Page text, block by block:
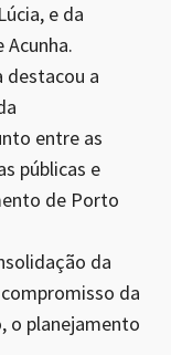
e da
destacou a
entre as
públicas e
de Porto
da
da
o planejamento